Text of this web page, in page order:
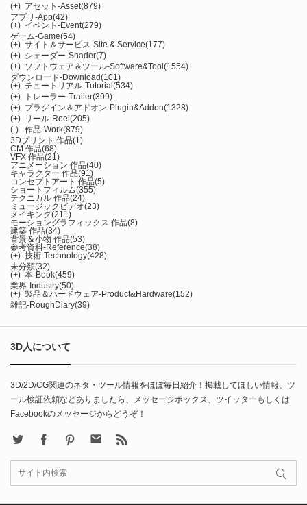
(+) アセット-Asset(879)
アプリ-App(42)
(+) イベント-Event(279)
ゲーム-Game(54)
(+) サイト＆サービス-Site & Service(177)
(+) シェーダー-Shader(7)
(+) ソフトウェア＆ツール-Software&Tool(1554)
ダウンロード-Download(101)
(+) チュートリアル-Tutorial(534)
(+)
トレーラー-Trailer(399)
(+) プラグイン＆アドオン-Plugin&Addon(1328)
(+) リール-Reel(205)
(-)
作品-Work(879)
3Dプリント 作品(1)
CM 作品(68)
VFX 作品(21)
アニメーション 作品(40)
キャラクター 作品(91)
コンセプトアート 作品(5)
ショートフィルム(355)
テクニカル 作品(24)
ミュージックビデオ(23)
メイキング(211)
モーショングラフィックス 作品(8)
建築 作品(34)
背景＆小物 作品(53)
参考資料-Reference(38)
(+) 技術-Technology(428)
未分類(32)
(+) 本-Book(459)
業界-Industry(50)
(+) 製品＆ハードウェア-Product&Hardware(152)
雑記-RoughDiary(39)
3D人について
3D/2D/CG関連のネタ・ツール情報をほぼ毎日紹介！掲載してほしい情報、ツ
ール検証依頼などありましたら、メッセージボックス、ツイッターもしくは
Facebookのメッセージからどうぞ！
FacebookPinterest Contact